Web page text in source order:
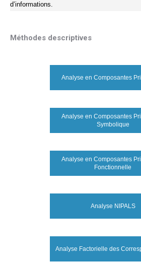
d’informations.
Méthodes descriptives
Analyse en Composantes
Analyse en Composantes
Symbolique
Analyse en Composantes
Fonctionnelle
Analyse NIPALS
Analyse Factorielle des